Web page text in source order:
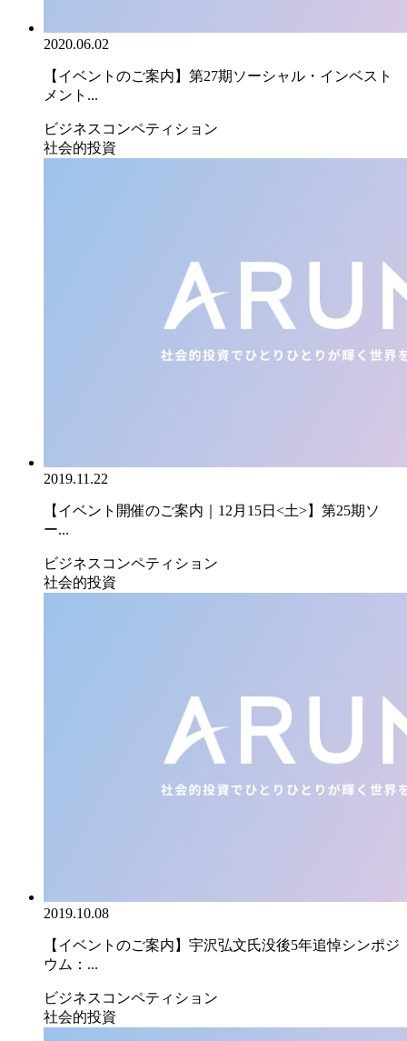
2020.06.02
【イベントのご案内】第27期ソーシャル・インベスト
メント...
ビジネスコンペティション
社会的投資
2019.11.22
【イベント開催のご案内｜12月15日<土>】第25期ソ
ー...
ビジネスコンペティション
社会的投資
2019.10.08
【イベントのご案内】宇沢弘文氏没後5年追悼シンポジ
ウム：...
ビジネスコンペティション
社会的投資